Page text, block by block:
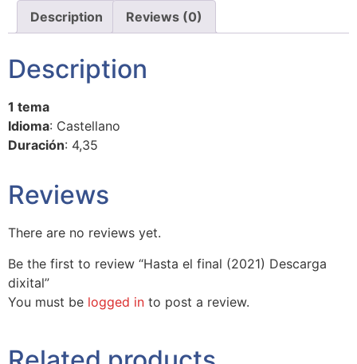
Description Reviews (0)
Description
1 tema
Idioma: Castellano
Duración: 4,35
Reviews
There are no reviews yet.
Be the first to review “Hasta el final (2021) Descarga
dixital”
You must be logged in to post a review.